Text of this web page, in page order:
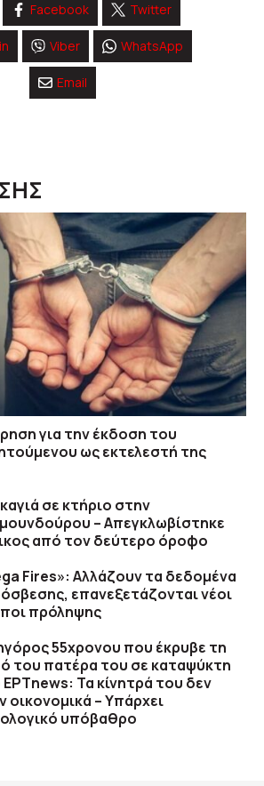
Facebook Twitter
Viber WhatsApp
Email
για την έκδοση του
ως εκτελεστή της
σε κτήριο στην
– Απεγκλωβίστηκε
από τον δεύτερο όροφο
Fires»: Αλλάζουν τα δεδομένα
επανεξετάζονται νέοι
πρόληψης
55χρονου που έκρυβε τη
του πατέρα του σε καταψύκτη
Τα κίνητρά του δεν
οικονομικά – Υπάρχει
υπόβαθρο